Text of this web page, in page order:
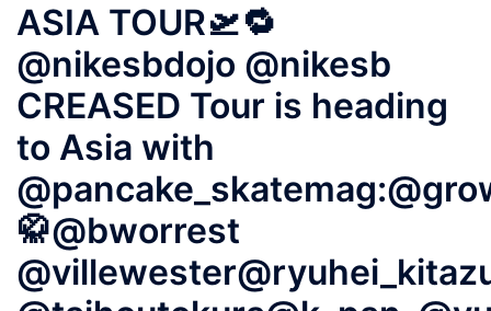
ASIA TOUR🛫🔁
@nikesbdojo @nikesb
CREASED Tour is heading
to Asia with
🥋@bworrest